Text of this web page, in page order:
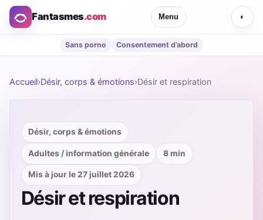
Fantasmes.com Menu ◐
Sans porno Consentement d’abord
Accueil›Désir, corps & émotions›Désir et respiration
Désir, corps & émotions
Adultes / information générale 8 min
Mis à jour le 27 juillet 2026
Désir et respiration